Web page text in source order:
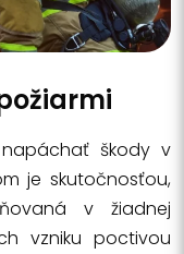
škody v
je skutočnosťou,
v žiadnej
vzniku poctivou